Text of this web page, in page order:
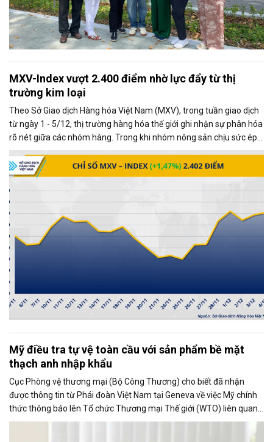
MXV-Index vượt 2.400 điểm nhờ lực đẩy từ thị
trường kim loại
Theo Sở Giao dịch Hàng hóa Việt Nam (MXV), trong tuần giao dịch
từ ngày 1 - 5/12, thị trường hàng hóa thế giới ghi nhận sự phân hóa
rõ nét giữa các nhóm hàng. Trong khi nhóm nông sản chịu sức ép
từ những diễn biến mới trong quan hệ thương mại Mỹ - Trung, thị
trường kim loại lại giao dịch khởi sắc, trở thành động lực chính kéo
chỉ số MXV-Index tăng mạnh.
Mỹ điều tra tự vệ toàn cầu với sản phẩm bề mặt
thạch anh nhập khẩu
Cục Phòng vệ thương mại (Bộ Công Thương) cho biết đã nhận
được thông tin từ Phái đoàn Việt Nam tại Geneva về việc Mỹ chính
thức thông báo lên Tổ chức Thương mại Thế giới (WTO) liên quan
đến việc Ủy ban Thương mại Quốc tế Mỹ (USITC) khởi xướng điều